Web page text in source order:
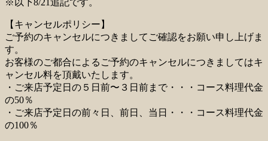
【キャンセルポリシー】
ご予約のキャンセルにつきましてご確認をお願い申し上げま
す。
お客様のご都合によるご予約のキャンセルにつきましてはキ
ャンセル料を頂戴いたします。
・ご来店予定日の５日前〜３日前まで・・・コース料理代金
の50％
・ご来店予定日の前々日、前日、当日・・・コース料理代金
の100％